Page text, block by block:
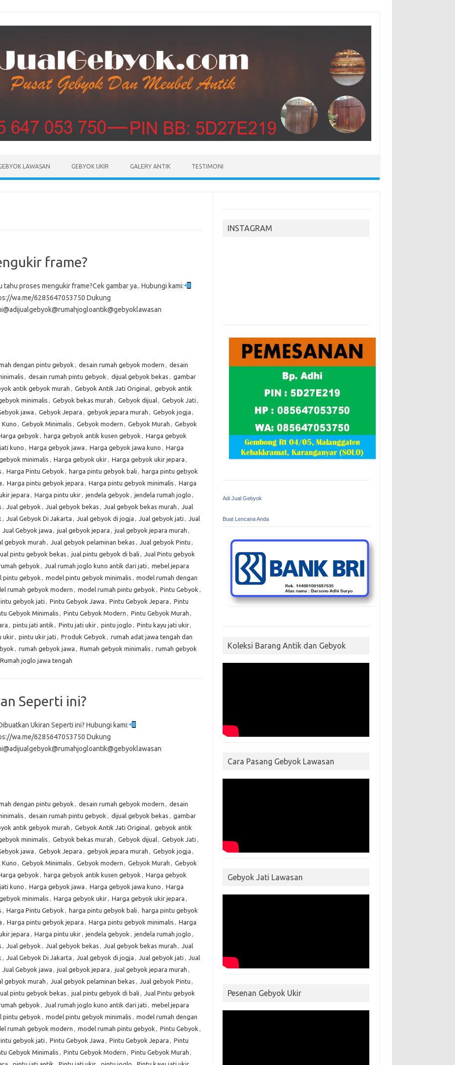
LAWASAN GEBYOK UKIR GALERY ANTIK TESTIMONI
frame?
tahu proses mengukir frame?Cek gambar ya.. Hubungi kami:
wa.me/6285647053750 Dukung
dengan pintu gebyok , desain rumah gebyok modern , desain
, desain rumah pintu gebyok , dijual gebyok bekas , gambar
antik gebyok murah , Gebyok Antik Jati Original, gebyok antik
minimalis , Gebyok bekas murah , Gebyok dijual, Gebyok Jati ,
jawa , Gebyok Jepara , gebyok jepara murah , Gebyok jogja ,
Kuno , Gebyok Minimalis , Gebyok modern , Gebyok Murah , Gebyok
gebyok , harga gebyok antik kusen gebyok , Harga gebyok
kuno , Harga gebyok jawa , Harga gebyok jawa kuno , Harga
minimalis , Harga gebyok ukir, Harga gebyok ukir jepara ,
, Harga Pintu Gebyok , harga pintu gebyok bali , harga pintu gebyok
, Harga pintu gebyok jepara , Harga pintu gebyok minimalis , Harga
jepara , Harga pintu ukir, jendela gebyok , jendela rumah joglo ,
, Jual gebyok , Jual gebyok bekas , Jual gebyok bekas murah , Jual
, Jual Gebyok Di Jakarta , Jual gebyok di jogja , Jual gebyok jati , Jual
Jual Gebyok jawa , jual gebyok jepara , jual gebyok jepara murah ,
gebyok murah , Jual gebyok pelaminan bekas , Jual gebyok Pintu ,
pintu gebyok bekas , jual pintu gebyok di bali , Jual Pintu gebyok
gebyok , Jual rumah joglo kuno antik dari jati , mebel jepara
pintu gebyok , model pintu gebyok minimalis , model rumah dengan
rumah gebyok modern , model rumah pintu gebyok , Pintu Gebyok ,
gebyok jati , Pintu Gebyok Jawa , Pintu Gebyok Jepara , Pintu
Gebyok Minimalis , Pintu Gebyok Modern , Pintu Gebyok Murah ,
, pintu jati antik , Pintu jati ukir, pintu joglo , Pintu kayu jati ukir,
ukir, pintu ukir jati , Produk Gebyok , rumah adat jawa tengah dan
, rumah gebyok jawa , Rumah gebyok minimalis , rumah gebyok
Rumah joglo jawa tengah
Seperti ini?
Ukiran Seperti ini? Hubungi kami:
wa.me/6285647053750 Dukung
dengan pintu gebyok , desain rumah gebyok modern , desain
, desain rumah pintu gebyok , dijual gebyok bekas , gambar
antik gebyok murah , Gebyok Antik Jati Original, gebyok antik
minimalis , Gebyok bekas murah , Gebyok dijual, Gebyok Jati ,
jawa , Gebyok Jepara , gebyok jepara murah , Gebyok jogja ,
Kuno , Gebyok Minimalis , Gebyok modern , Gebyok Murah , Gebyok
gebyok , harga gebyok antik kusen gebyok , Harga gebyok
kuno , Harga gebyok jawa , Harga gebyok jawa kuno , Harga
minimalis , Harga gebyok ukir, Harga gebyok ukir jepara ,
, Harga Pintu Gebyok , harga pintu gebyok bali , harga pintu gebyok
, Harga pintu gebyok jepara , Harga pintu gebyok minimalis , Harga
jepara , Harga pintu ukir, jendela gebyok , jendela rumah joglo ,
, Jual gebyok , Jual gebyok bekas , Jual gebyok bekas murah , Jual
, Jual Gebyok Di Jakarta , Jual gebyok di jogja , Jual gebyok jati , Jual
Jual Gebyok jawa , jual gebyok jepara , jual gebyok jepara murah ,
gebyok murah , Jual gebyok pelaminan bekas , Jual gebyok Pintu ,
pintu gebyok bekas , jual pintu gebyok di bali , Jual Pintu gebyok
gebyok , Jual rumah joglo kuno antik dari jati , mebel jepara
pintu gebyok , model pintu gebyok minimalis , model rumah dengan
rumah gebyok modern , model rumah pintu gebyok , Pintu Gebyok ,
gebyok jati , Pintu Gebyok Jawa , Pintu Gebyok Jepara , Pintu
Gebyok Minimalis , Pintu Gebyok Modern , Pintu Gebyok Murah ,
INSTAGRAM
Adi Jual Gebyok
Buat Lencana Anda
Koleksi Barang Antik dan Gebyok
Cara Pasang Gebyok Lawasan
Gebyok Jati Lawasan
Pesenan Gebyok Ukir